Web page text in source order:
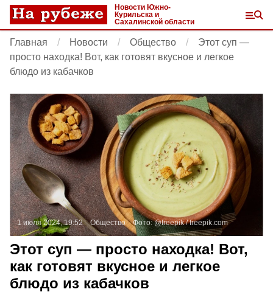
Новости Южно-
Курильска и
Сахалинской области
Главная Новости Общество
Этот суп —
просто находка! Вот, как готовят вкусное и легкое
блюдо из кабачков
1 июля 2024, 19:52 Общество Фото:@freepik /freepik.com
Этот суп — просто находка! Вот,
как готовят вкусное и легкое
блюдо из кабачков